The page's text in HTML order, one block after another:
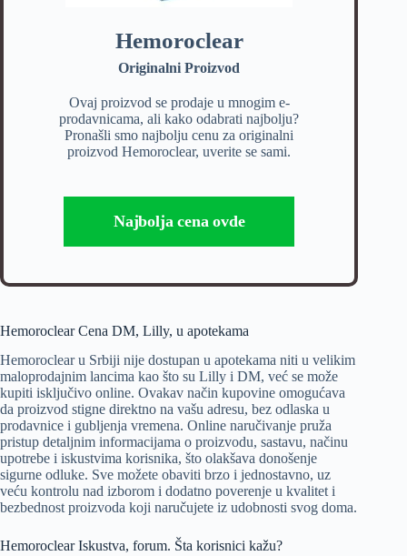
Hemoroclear
Originalni Proizvod
Ovaj proizvod se prodaje u mnogim e-
prodavnicama, ali kako odabrati najbolju?
Pronašli smo najbolju cenu za originalni
proizvod Hemoroclear, uverite se sami.
Najbolja cena ovde
Hemoroclear Cena DM, Lilly, u apotekama
Hemoroclear u Srbiji nije dostupan u apotekama niti u velikim
maloprodajnim lancima kao što su Lilly i DM, već se može
kupiti isključivo online. Ovakav način kupovine omogućava
da proizvod stigne direktno na vašu adresu, bez odlaska u
prodavnice i gubljenja vremena. Online naručivanje pruža
pristup detaljnim informacijama o proizvodu, sastavu, načinu
upotrebe i iskustvima korisnika, što olakšava donošenje
sigurne odluke. Sve možete obaviti brzo i jednostavno, uz
veću kontrolu nad izborom i dodatno poverenje u kvalitet i
bezbednost proizvoda koji naručujete iz udobnosti svog doma.
Hemoroclear Iskustva, forum. Šta korisnici kažu?